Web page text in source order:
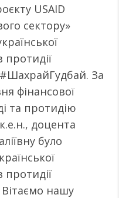
USAID
сектору»
протидії
За
фінансової
та протидію
доцента
було
протидії
нашу